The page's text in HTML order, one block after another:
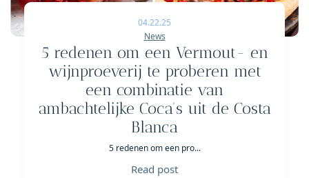
04.22.25
News
5 redenen om een Vermout- en
wijnproeverij te proberen met
een combinatie van
ambachtelijke Coca's uit de Costa
Blanca
5 redenen om een pro...
Read post